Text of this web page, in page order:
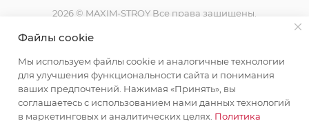
2026 © MAXIM-STROY Все права защищены.
офертой определяемой положениями Статьи 437
Гражданского кодекса Российской Федерации.
Политика конфиденциальности
Файлы cookie
Мы используем файлы cookie и аналогичные технологии
для улучшения функциональности сайта и понимания
ваших предпочтений. Нажимая «Принять», вы
соглашаетесь с использованием нами данных технологий
в маркетинговых и аналитических целях. Политика